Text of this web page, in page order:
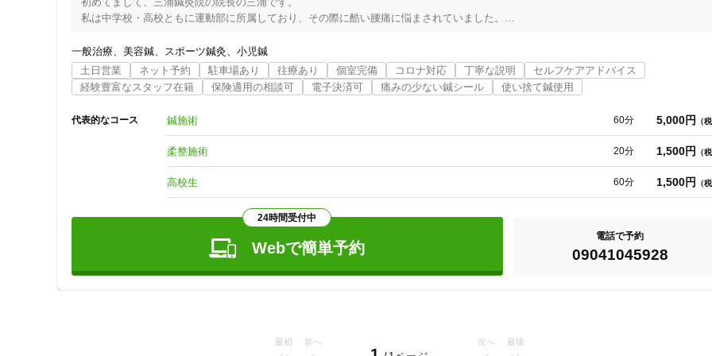
私は中学校・高校ともに運動部に所属しており、その際に酷い腰痛に悩まされていました。
静岡県出身で、静岡の専門学校で、柔道整復師と鍼灸師の免許を習得し、習得後は鍼灸整骨院で働きました。
鍼灸院時代では主にスポーツ疾患や難病疾患を主に施術を行い、様々な疾患にたいして施術を行いました。
その後関西医療大学の大学院に通い、関西医療大学の附属施術所で研修を行い、同時に冷え症の研究を行い、学会発表等を行いました。
朝日医療大学校で入社後、教員として、東洋医学・西洋医学等の専門で行なっていました。
キャリアを活かし、お困りの方に様々なお悩みに丁寧に対応させていただきますので、お気軽にご相談ください。
現在はスポーツトレーナーとして高校やクラブチームの帯同も行っております。
静岡医療学園専門学校　柔道整復学科卒業
関西医療大学大学院　修士卒業
受付けは19時までなっております。
資格：はり師・灸師・柔道整復師
一般治療 美容鍼 スポーツ鍼灸
小児鍼
土日営業
ネット予約 駐車場あり 往療あり 個室完備 コロナ対応 丁寧な説明
セルフケアアドバイス
経験豊富なスタッフ在籍
保険適用の相談可 電子決済可 痛みの少ない鍼シール 使い捨て鍼使用
代表的なコース 鍼施術 60分 5,000円 （
柔整施術 20分 1,500円 （
高校生 60分 1,500円 （
24時間受付中
Webで簡単予約
電話で予約
09041045928
最初 前へ 次へ 最後